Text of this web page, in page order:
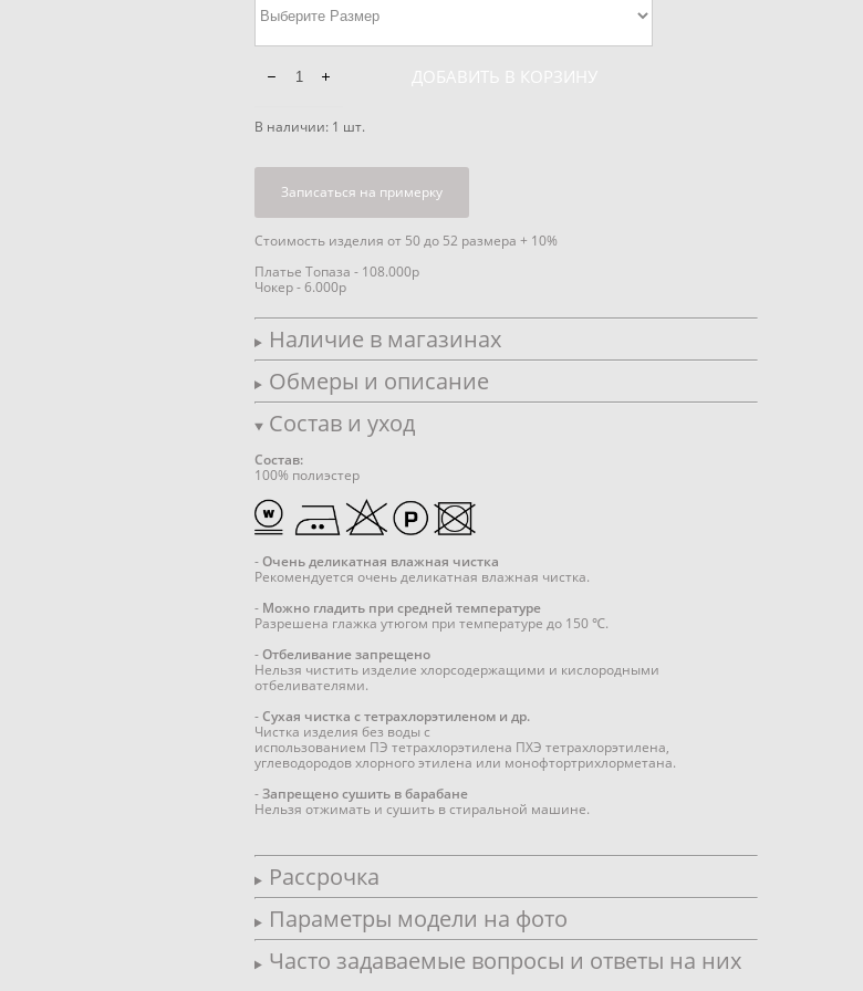
В наличии: 1 шт.
ДОБАВИТЬ В КОРЗИНУ
Записаться на примерку
Стоимость изделия от 50 до 52 размера + 10%
Платье Топаза - 108.000р
Чокер - 6.000р
Наличие в магазинах
Обмеры и описание
Состав и уход
Состав:
100% полиэстер
-Очень деликатная влажная чистка
Рекомендуется очень деликатная влажная чистка.
- Можно гладить при средней температуре
Разрешена глажка утюгом при температуре до 150 ℃.
-Отбеливание запрещено
Нельзя чистить изделие хлорсодержащими и кислородными
отбеливателями.
-Сухая чистка с тетрахлорэтиленом и др.
Чистка изделия без воды с
использованием ПЭ тетрахлорэтилена ПХЭ тетрахлорэтилена,
углеводородов хлорного этилена или монофтортрихлорметана.
-Запрещено сушить в барабане
Нельзя отжимать и сушить в стиральной машине.
Рассрочка
Параметры модели на фото
Часто задаваемые вопросы и ответы на них